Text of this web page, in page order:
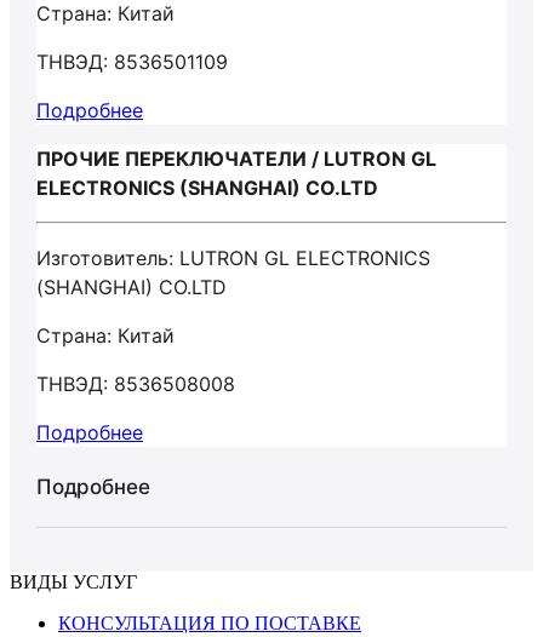
Страна: Китай
ТНВЭД: 8536501109
Подробнее
ПРОЧИЕ ПЕРЕКЛЮЧАТЕЛИ / LUTRON GL
ELECTRONICS (SHANGHAI) CO.LTD
Изготовитель: LUTRON GL ELECTRONICS
(SHANGHAI) CO.LTD
Страна: Китай
ТНВЭД: 8536508008
Подробнее
Подробнее
ВИДЫ УСЛУГ
КОНСУЛЬТАЦИЯ ПО ПОСТАВКЕ